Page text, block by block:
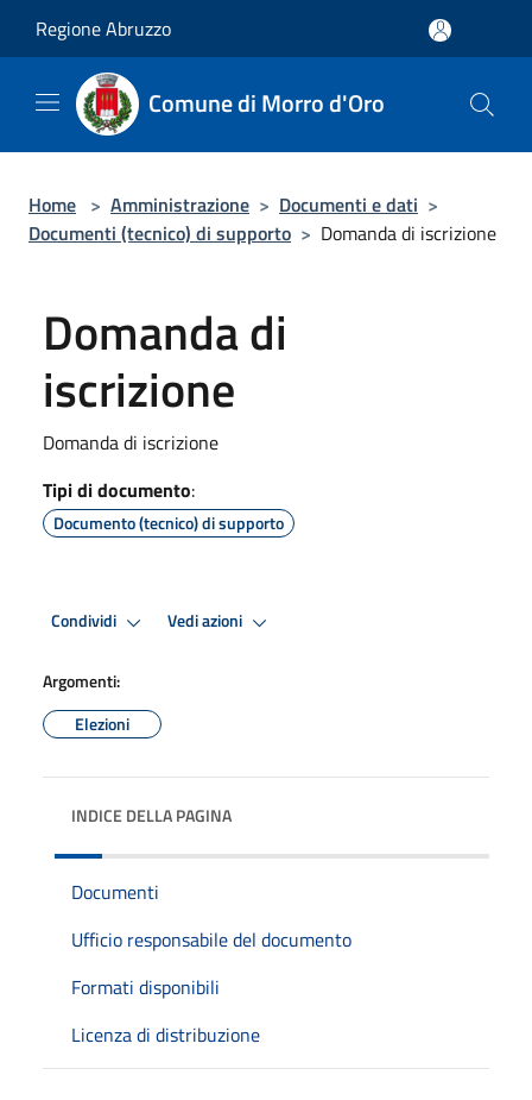
Regione Abruzzo
Comune di Morro d'Oro
Home > Amministrazione > Documenti e dati >
Documenti (tecnico) di supporto > Domanda di iscrizione
Domanda di
iscrizione
Domanda di iscrizione
Tipi di documento:
Documento (tecnico) di supporto
Condividi Vedi azioni
Argomenti:
Elezioni
INDICE DELLA PAGINA
Documenti
Ufficio responsabile del documento
Formati disponibili
Licenza di distribuzione